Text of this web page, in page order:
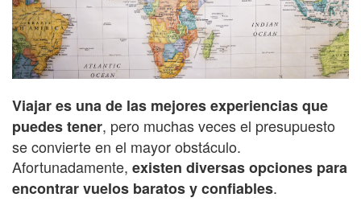
Viajar es una de las mejores experiencias que
puedes tener, pero muchas veces el presupuesto
se convierte en el mayor obstáculo.
Afortunadamente, existen diversas opciones para
encontrar vuelos baratos y confiables.